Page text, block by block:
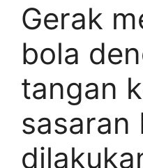
Gerak
bola
tangan
sasaran